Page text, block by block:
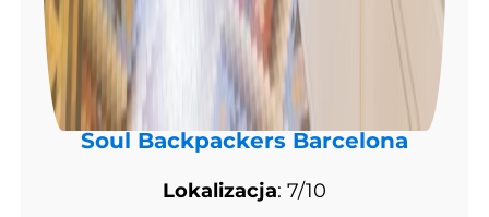
Soul Backpackers Barcelona
Lokalizacja: 7/10